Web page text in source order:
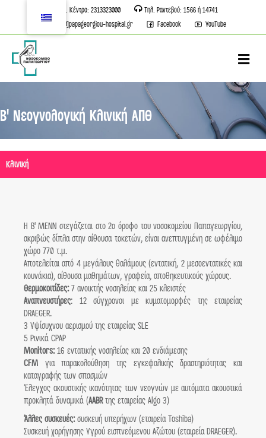
Τηλ. Κέντρο: 2313323000
Τηλ. Ραντεβού: 1566 ή 14741
info[@]papageorgiou-hospital.gr
Facebook YouTube
Β' Νεογνολογική Κλινική ΑΠΘ
Κλινική
Η Β' ΜΕΝΝ στεγάζεται στο 2ο όροφο του νοσοκομείου Παπαγεωργίου,
ακριβώς δίπλα στην αίθουσα τοκετών, είναι ανεπτυγμένη σε ωφέλιμο
χώρο 770 τ.μ.
Αποτελείται από 4 μεγάλους θαλάμους (εντατική, 2 μεσοεντατικές και
κουνάκια), αίθουσα μαθημάτων, γραφεία, αποθηκευτικούς χώρους.
Θερμοκοιτίδες:7 ανοικτής νοσηλείας και 25 κλειστές
Αναπνευστήρες: 12 σύγχρονοι με κυματομορφές της εταιρείας
DRAEGER.
3 Υψίσυχνου αερισμού της εταιρείας SLE
5 Ρινικά CPAP
Monitors:16 εντατικής νοσηλείας και 20 ενδιάμεσης
CFM για παρακολούθηση της εγκεφαλικής δραστηριότητας και
καταγραφής των σπασμών
Έλεγχος ακουστικής ικανότητας των νεογνών με αυτόματα ακουστικά
προκλητά δυναμικά (AABRτης εταιρείας Algo 3)
Άλλες συσκευές:συσκευή υπερήχων (εταιρεία Toshiba)
Συσκευή χορήγησης Υγρού εισπνεόμενου Αζώτου (εταιρεία DRAEGER).